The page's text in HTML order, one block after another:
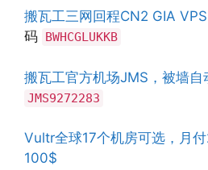
搬瓦工三网回程CN2 GIA
码 BWHCGLUKKB
搬瓦工官方机场JMS，被墙自
JMS9272283
Vultr全球17个机房可选，月
100$